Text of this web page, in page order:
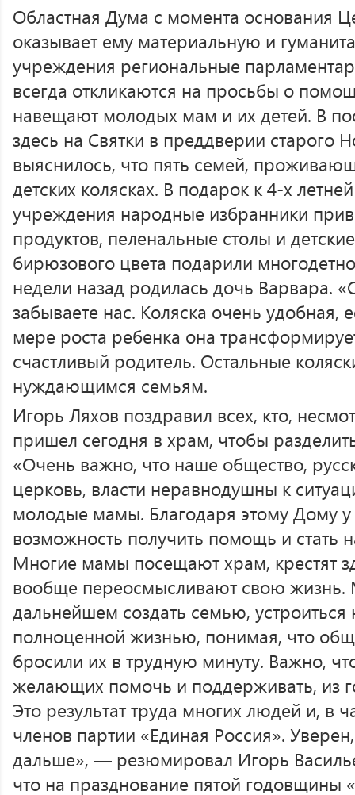
Областная Дума с момента основания
оказывает ему материальную и
учреждения региональные
всегда откликаются на просьбы о
навещают молодых мам и их детей. В
здесь на Святки в преддверии старого
выяснилось, что пять семей,
детских колясках. В подарок к 4-х
учреждения народные избранники
продуктов, пеленальные столы и
бирюзового цвета подарили
недели назад родилась дочь Варвара.
забываете нас. Коляска очень
мере роста ребенка она
счастливый родитель. Остальные
нуждающимся семьям.
Игорь Ляхов поздравил всех, кто,
пришел сегодня в храм, чтобы
«Очень важно, что наше общество,
церковь, власти неравнодушны к
молодые мамы. Благодаря этому Дому у
возможность получить помощь и стать
Многие мамы посещают храм, крестят
вообще переосмысливают свою жизнь.
дальнейшем создать семью, устроиться
полноценной жизнью, понимая, что
бросили их в трудную минуту. Важно,
желающих помочь и поддерживать, из
Это результат труда многих людей и, в
членов партии «Единая Россия».
дальше», — резюмировал Игорь
что на празднование пятой годовщины